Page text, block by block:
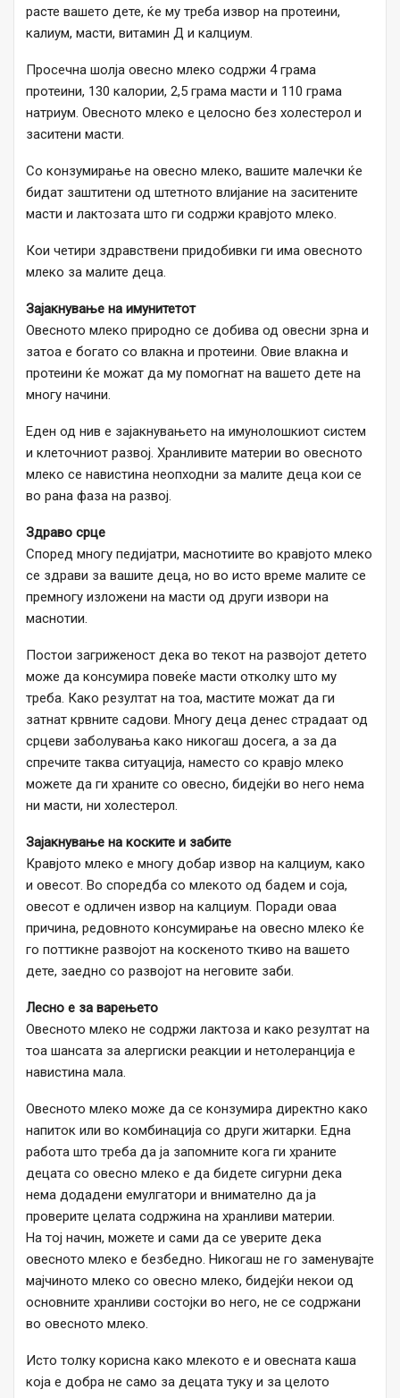
расте вашето дете, ќе му треба извор на протеини,
калиум, масти, витамин Д и калциум.
Просечна шолја овесно млеко содржи 4 грама
протеини, 130 калории, 2,5 грама масти и 110 грама
натриум. Овесното млеко е целосно без холестерол и
заситени масти.
Со конзумирање на овесно млеко, вашите малечки ќе
бидат заштитени од штетното влијание на заситените
масти и лактозата што ги содржи кравјото млеко.
Кои четири здравствени придобивки ги има овесното
млеко за малите деца.
Зајакнување на имунитетот
Овесното млеко природно се добива од овесни зрна и
затоа е богато со влакна и протеини. Овие влакна и
протеини ќе можат да му помогнат на вашето дете на
многу начини.
Еден од нив е зајакнувањето на имунолошкиот систем
и клеточниот развој. Хранливите материи во овесното
млеко се навистина неопходни за малите деца кои се
во рана фаза на развој.
Здраво срце
Според многу педијатри, маснотиите во кравјото млеко
се здрави за вашите деца, но во исто време малите се
премногу изложени на масти од други извори на
маснотии.
Постои загриженост дека во текот на развојот детето
може да консумира повеќе масти отколку што му
треба. Како резултат на тоа, мастите можат да ги
затнат крвните садови. Многу деца денес страдаат од
срцеви заболувања како никогаш досега, а за да
спречите таква ситуација, наместо со кравјо млеко
можете да ги храните со овесно, бидејќи во него нема
ни масти, ни холестерол.
Зајакнување на коските и забите
Кравјото млеко е многу добар извор на калциум, како
и овесот. Во споредба со млекото од бадем и соја,
овесот е одличен извор на калциум. Поради оваа
причина, редовното консумирање на овесно млеко ќе
го поттикне развојот на коскеното ткиво на вашето
дете, заедно со развојот на неговите заби.
Лесно е за варењето
Овесното млеко не содржи лактоза и како резултат на
тоа шансата за алергиски реакции и нетолеранција е
навистина мала.
Овесното млеко може да се конзумира директно како
напиток или во комбинација со други житарки. Една
работа што треба да ја запомните кога ги храните
децата со овесно млеко е да бидете сигурни дека
нема додадени емулгатори и внимателно да ја
проверите целата содржина на хранливи материи.
На тој начин, можете и сами да се уверите дека
овесното млеко е безбедно. Никогаш не го заменувајте
мајчиното млеко со овесно млеко, бидејќи некои од
основните хранливи состојки во него, не се содржани
во овесното млеко.
Исто толку корисна како млекото е и овесната каша
која е добра не само за децата туку и за целото